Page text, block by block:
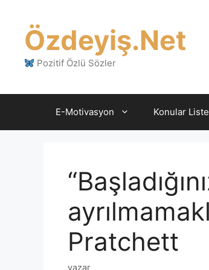
Özdeyiş.Net
Pozitif Özlü Sözler
E-Motivasyon Konular
Pratchett
yazar